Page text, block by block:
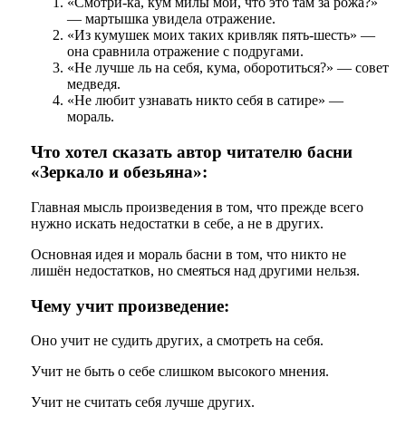
— мартышка увидела отражение.
«Из кумушек моих таких кривляк пять-шесть» —
она сравнила отражение с подругами.
«Не лучше ль на себя, кума, оборотиться?» — совет
медведя.
«Не любит узнавать никто себя в сатире» —
мораль.
Что хотел сказать автор читателю басни
«Зеркало и обезьяна»:
Главная мысль произведения в том, что прежде всего
нужно искать недостатки в себе, а не в других.
Основная идея и мораль басни в том, что никто не
лишён недостатков, но смеяться над другими нельзя.
Чему учит произведение:
Оно учит не судить других, а смотреть на себя.
Учит не быть о себе слишком высокого мнения.
Учит не считать себя лучше других.